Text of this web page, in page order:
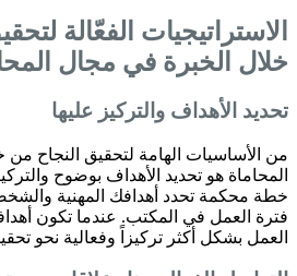
الاستراتيجيات الفعّالة
خلال الخبرة في مجال
تحديد الأهداف والتركيز عليها
من الأساسيات الهامة لتحقيق النجاح
المحاماة هو تحديد الأهداف بوضوح
خطة محكمة تحدد أهدافك المهنية
فترة العمل في المكتب. عندما تكون
العمل بشكل أكثر تركيزاً وفعالية نحو